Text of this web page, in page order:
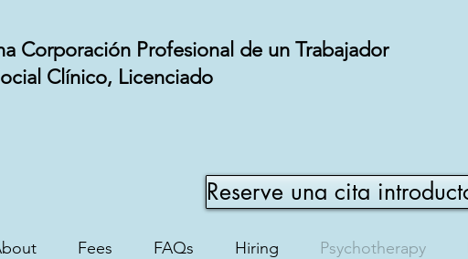
Corporación Profesional de un Trabajador
Clínico, Licenciado
Reserve una cita
Fees FAQs Hiring Psychotherapy